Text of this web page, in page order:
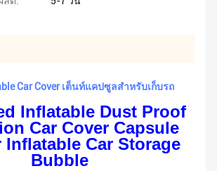
Car Cover เต็นท์แคปซูลสำหรับเก็บรถ
Inflatable Dust Proof
Car Cover Capsule
Inflatable Car Storage
Bubble